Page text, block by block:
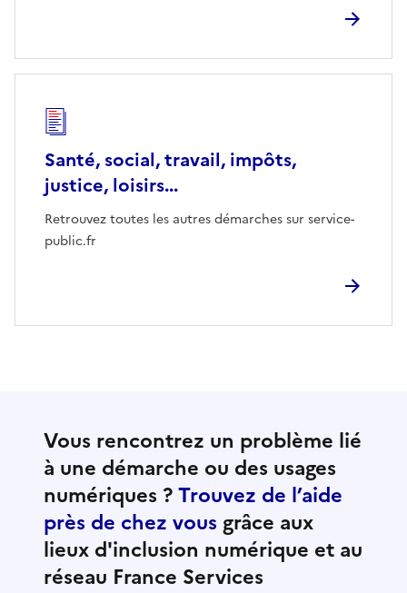
Santé, social, travail, impôts,
justice, loisirs...
Retrouvez toutes les autres démarches sur service-
public.fr
Vous rencontrez un problème lié
à une démarche ou des usages
numériques ?Trouvez de l’aide
près de chez vous grâce aux
lieux d'inclusion numérique et au
réseau France Services